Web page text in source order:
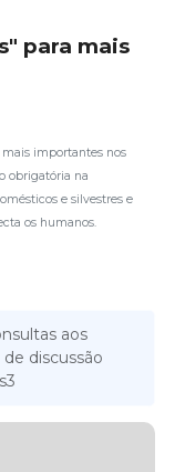
para mais
importantes nos
obrigatória na
e silvestres e
os humanos.
aos
discussão